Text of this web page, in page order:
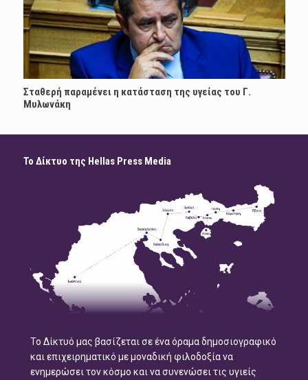
Σταθερή παραμένει η κατάσταση της υγείας του Γ.
Μυλωνάκη
Το Δίκτυο της Hellas Press Media
Το Δίκτυό μας βασίζεται σε ένα όραμα δημοσιογραφικό
και επιχειρηματικό με μοναδική φιλοδοξία να
ενημερώσει τον κόσμο και να συνενώσει τις υγιείς